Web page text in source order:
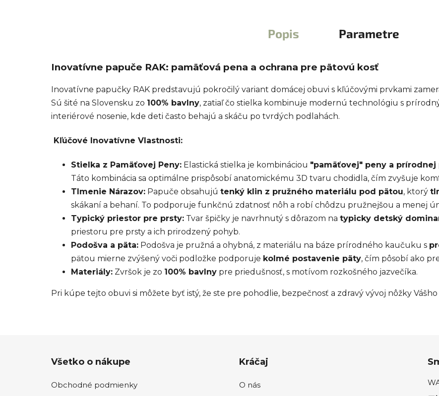
Popis Parametre
Inovatívne papuče RAK: pamäťová pena a ochrana pre pätovú kosť
Inovatívne papučky RAK predstavujú pokročilý variant domácej obuvi s kľúčovými prvkami
Sú šité na Slovensku zo 100% bavlny, zatiaľ čo stielka kombinuje modernú technológiu s
interiérové nosenie, kde deti často behajú a skáču po tvrdých podlahách.
Kľúčové Inovatívne Vlastnosti:
Stielka z Pamäťovej Peny: Elastická stielka je kombináciou "pamäťovej" peny a prírodnej
Táto kombinácia sa optimálne prispôsobí anatomickému 3D tvaru chodidla, čím zvyšuje
Tlmenie Nárazov: Papuče obsahujú tenký klin z pružného materiálu pod pätou, ktorý
skákaní a behaní. To podporuje funkčnú zdatnosť nôh a robí chôdzu pružnejšou a menej
Typický priestor pre prsty: Tvar špičky je navrhnutý s dôrazom na typicky detský
priestoru pre prsty a ich prirodzený pohyb.
Podošva a päta: Podošva je pružná a ohybná, z materiálu na báze prírodného kaučuku s
pätou mierne zvýšený voči podložke podporuje kolmé postavenie päty, čím pôsobí ako
Materiály: Zvršok je zo 100% bavlny pre priedušnosť, s motívom rozkošného jazvečíka.
Pri kúpe tejto obuvi si môžete byť istý, že ste pre pohodlie, bezpečnosť a zdravý vývoj nôžky
Všetko o nákupe
Obchodné podmienky
Kráčaj
O nás